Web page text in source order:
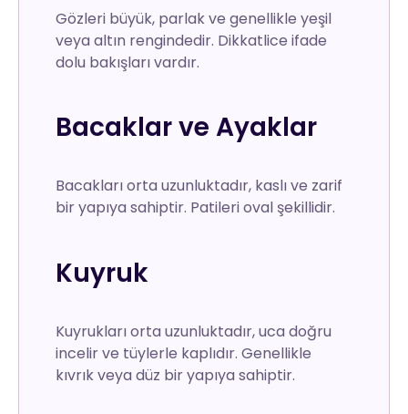
Gözleri büyük, parlak ve genellikle yeşil
veya altın rengindedir. Dikkatlice ifade
dolu bakışları vardır.
Bacaklar ve Ayaklar
Bacakları orta uzunluktadır, kaslı ve zarif
bir yapıya sahiptir. Patileri oval şekillidir.
Kuyruk
Kuyrukları orta uzunluktadır, uca doğru
incelir ve tüylerle kaplıdır. Genellikle
kıvrık veya düz bir yapıya sahiptir.